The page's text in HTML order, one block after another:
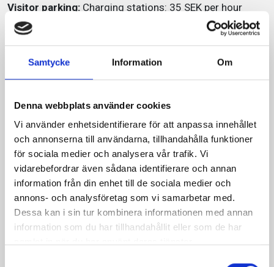
Samtycke Information Om
Denna webbplats använder cookies
Vi använder enhetsidentifierare för att anpassa innehållet
och annonserna till användarna, tillhandahålla funktioner
för sociala medier och analysera vår trafik. Vi
vidarebefordrar även sådana identifierare och annan
information från din enhet till de sociala medier och
annons- och analysföretag som vi samarbetar med.
Dessa kan i sin tur kombinera informationen med annan
information som du har tillhandahållit eller som de har
Visitor parking: Charging stations: 35 SEK per hour
718 parking spaces
Payment system
EasyPark
Parkster